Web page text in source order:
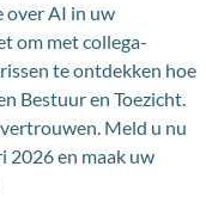
over AI in uw
om met collega-
te ontdekken hoe
Bestuur en Toezicht.
Meld u nu
2026 en maak uw